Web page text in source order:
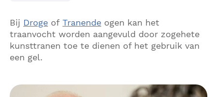
Bij Droge of Tranende ogen kan het
traanvocht worden aangevuld door zogehete
kunsttranen toe te dienen of het gebruik van
een gel.